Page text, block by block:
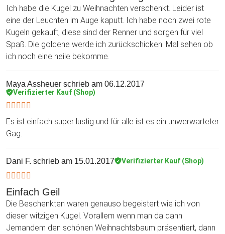
Ich habe die Kugel zu Weihnachten verschenkt. Leider ist
eine der Leuchten im Auge kaputt. Ich habe noch zwei rote
Kugeln gekauft, diese sind der Renner und sorgen für viel
Spaß. Die goldene werde ich zurückschicken. Mal sehen ob
ich noch eine heile bekomme.
Maya Assheuer schrieb am 06.12.2017
Verifizierter Kauf (Shop)
Es ist einfach super lustig und für alle ist es ein unwerwarteter
Gag.
Dani F. schrieb am 15.01.2017 Verifizierter Kauf (Shop)
Einfach Geil
Die Beschenkten waren genauso begeistert wie ich von
dieser witzigen Kugel. Vorallem wenn man da dann
Jemandem den schönen Weihnachtsbaum präsentiert, dann